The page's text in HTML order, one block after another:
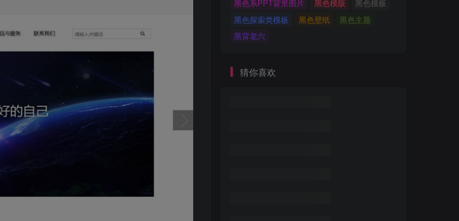
黑色系PPT背景图片
黑色模版
黑色模板
黑色探索类模板
黑色壁纸
黑色主题
黑背老六
猜你喜欢